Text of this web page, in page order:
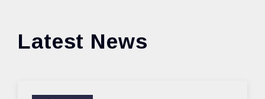
Latest News